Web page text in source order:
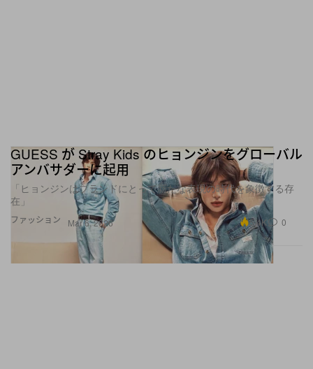
ファッション
GUESS が Stray Kids のヒョンジンをグローバル
アンバサダーに起用
「ヒョンジンはブランドにとって新たな表現の時代を象徴する存
在」
Mar 6, 2026 5.4K 0